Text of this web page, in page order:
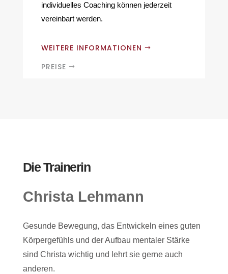
individuelles Coaching können jederzeit
vereinbart werden.
WEITERE INFORMATIONEN
PREISE
Die Trainerin
Christa Lehmann
Gesunde Bewegung, das Entwickeln eines guten
Körpergefühls und der Aufbau mentaler Stärke
sind Christa wichtig und lehrt sie gerne auch
anderen.